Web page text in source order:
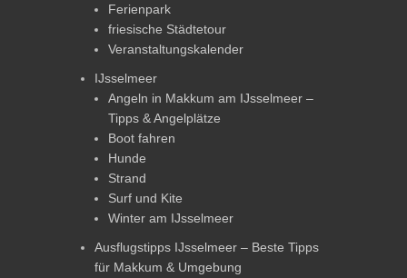
Ferienpark
friesische Städtetour
Veranstaltungskalender
IJsselmeer
Angeln in Makkum am IJsselmeer –
Tipps & Angelplätze
Boot fahren
Hunde
Strand
Surf und Kite
Winter am IJsselmeer
Ausflugstipps IJsselmeer – Beste Tipps
für Makkum & Umgebung